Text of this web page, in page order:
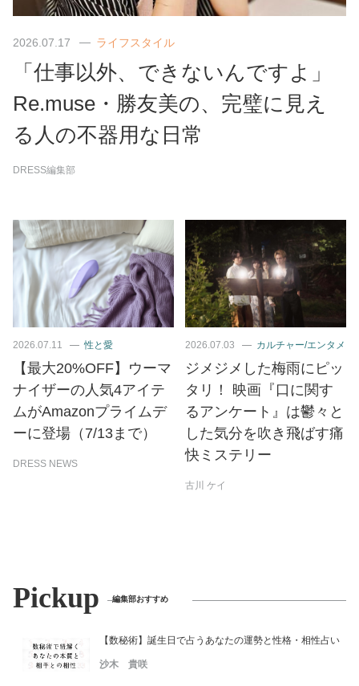
2026.07.17 ライフスタイル
「仕事以外、できないんですよ」
Re.muse・勝友美の、完璧に見え
る人の不器用な日常
DRESS編集部
2026.07.11 性と愛
【最大20%OFF】ウーマ
ナイザーの人気4アイテ
ムがAmazonプライムデ
ーに登場（7/13まで）
DRESS NEWS
2026.07.03 カルチャー/エンタメ
ジメジメした梅雨にピッ
タリ！ 映画『口に関す
るアンケート』は鬱々と
した気分を吹き飛ばす痛
快ミステリー
古川 ケイ
Pickup 編集部おすすめ
【数秘術】誕生日で占うあなたの運勢と性格・相性占い
沙木 貴咲